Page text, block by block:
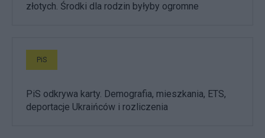
złotych. Środki dla rodzin byłyby ogromne
PiS
PiS odkrywa karty. Demografia, mieszkania, ETS,
deportacje Ukraińców i rozliczenia